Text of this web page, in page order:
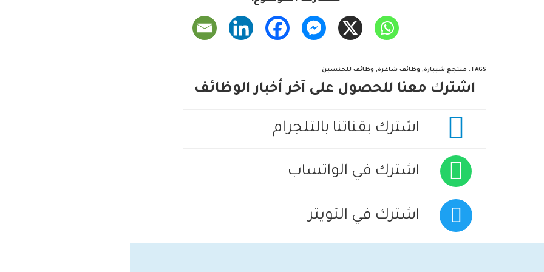
TAGS
: منتجع شيبارة, وظائف شاغرة, وظائف للجنسين
اشترك معنا للحصول على آخر أخبار الوظائف
اشترك بقناتنا بالتلجرام
اشترك في الواتساب
اشترك في التويتر